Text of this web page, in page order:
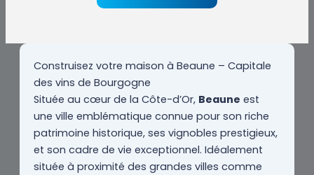
Construisez votre maison à Beaune – Capitale
des vins de Bourgogne
Située au cœur de la Côte-d’Or, Beaune est
une ville emblématique connue pour son riche
patrimoine historique, ses vignobles prestigieux,
et son cadre de vie exceptionnel. Idéalement
située à proximité des grandes villes comme